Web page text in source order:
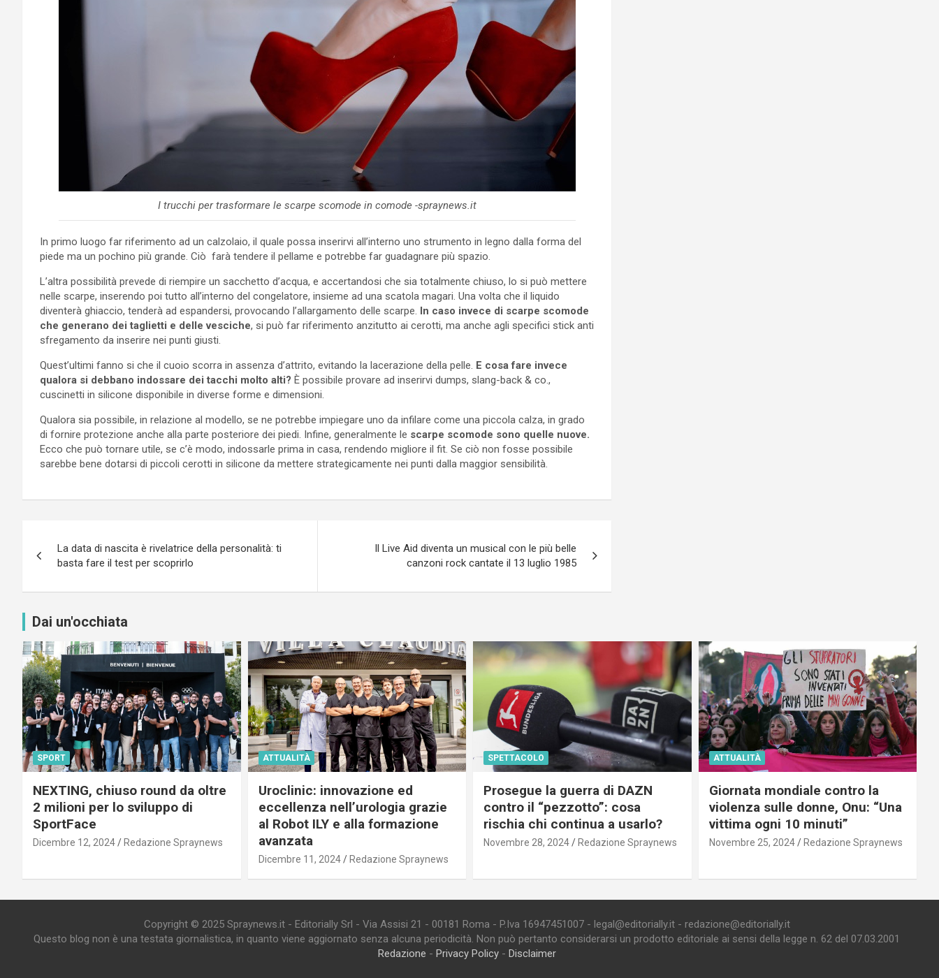
I trucchi per trasformare le scarpe scomode in comode -spraynews.it
In primo luogo far riferimento ad un calzolaio, il quale possa inserirvi all’interno uno strumento in legno dalla forma del
piede ma un pochino più grande. Ciò farà tendere il pellame e potrebbe far guadagnare più spazio.
L’altra possibilità prevede di riempire un sacchetto d’acqua, e accertandosi che sia totalmente chiuso, lo si può mettere
nelle scarpe, inserendo poi tutto all’interno del congelatore, insieme ad una scatola magari. Una volta che il liquido
diventerà ghiaccio, tenderà ad espandersi, provocando l’allargamento delle scarpe. In caso invece di scarpe scomode
che generano dei taglietti e delle vesciche, si può far riferimento anzitutto ai cerotti, ma anche agli specifici stick anti
sfregamento da inserire nei punti giusti.
Quest’ultimi fanno si che il cuoio scorra in assenza d’attrito, evitando la lacerazione della pelle. E cosa fare invece
qualora si debbano indossare dei tacchi molto alti? È possibile provare ad inserirvi dumps, slang-back & co.,
cuscinetti in silicone disponibile in diverse forme e dimensioni.
Qualora sia possibile, in relazione al modello, se ne potrebbe impiegare uno da infilare come una piccola calza, in grado
di fornire protezione anche alla parte posteriore dei piedi. Infine, generalmente le scarpe scomode sono quelle nuove.
Ecco che può tornare utile, se c’è modo, indossarle prima in casa, rendendo migliore il fit. Se ciò non fosse possibile
sarebbe bene dotarsi di piccoli cerotti in silicone da mettere strategicamente nei punti dalla maggior sensibilità.
articoli
La data di nascita è rivelatrice della personalità: ti
basta fare il test per scoprirlo
Il Live Aid diventa un musical con le più belle
canzoni rock cantate il 13 luglio 1985
Dai un'occhiata
SPORT
NEXTING, chiuso round da oltre
2 milioni per lo sviluppo di
SportFace
Dicembre 12, 2024 Redazione Spraynews
ATTUALITÀ
Uroclinic: innovazione ed
eccellenza nell’urologia grazie
al Robot ILY e alla formazione
avanzata
Dicembre 11, 2024 Redazione Spraynews
SPETTACOLO
Prosegue la guerra di DAZN
contro il “pezzotto”: cosa
rischia chi continua a usarlo?
Novembre 28, 2024 Redazione Spraynews
ATTUALITÀ
Giornata mondiale contro la
violenza sulle donne, Onu: “Una
vittima ogni 10 minuti”
Novembre 25, 2024 Redazione Spraynews
Copyright © 2025 Spraynews.it - Editorially Srl - Via Assisi 21 - 00181 Roma - P.Iva 16947451007 - legal@editorially.it - redazione@editorially.it
Questo blog non è una testata giornalistica, in quanto viene aggiornato senza alcuna periodicità. Non può pertanto considerarsi un prodotto editoriale ai sensi della legge n. 62 del 07.03.2001
Redazione - Privacy Policy- Disclaimer